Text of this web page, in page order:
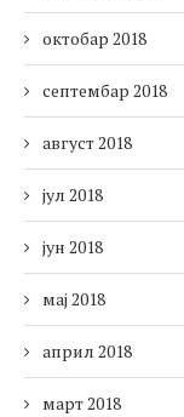
октобар 2018
септембар 2018
август 2018
јул 2018
јун 2018
мај 2018
април 2018
март 2018